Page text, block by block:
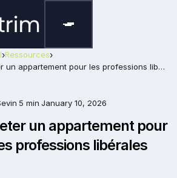
›Ressources›
Acheter un appartement pour les professions libérales
5 min January 10, 2026
un appartement pour
professions libérales